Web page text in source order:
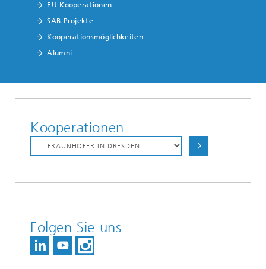
EU-Kooperationen
SAB-Projekte
Kooperationsmöglichkeiten
Alumni
Kooperationen
Folgen Sie uns